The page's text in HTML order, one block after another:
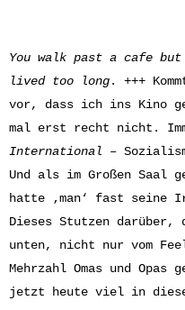
You walk past a cafe but
lived too long. +++
vor, dass ich ins Kino
mal erst recht nicht.
International –
Und als im Großen Saal
hatte ‚man‘ fast seine
Dieses Stutzen darüber,
unten, nicht nur vom
Mehrzahl Omas und
jetzt heute viel in